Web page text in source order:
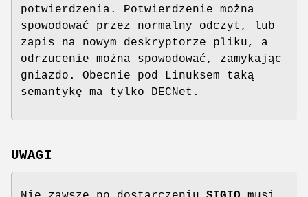
potwierdzenia. Potwierdzenie można
spowodować przez normalny odczyt, lub
zapis na nowym deskryptorze pliku, a
odrzucenie można spowodować, zamykając
gniazdo. Obecnie pod Linuksem taką
semantykę ma tylko DECNet.
UWAGI